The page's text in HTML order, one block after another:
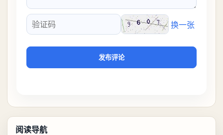
验证码
换一张
发布评论
阅读导航